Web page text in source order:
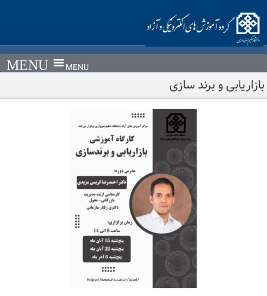
content
MENU
بازاریابی و برند سازی